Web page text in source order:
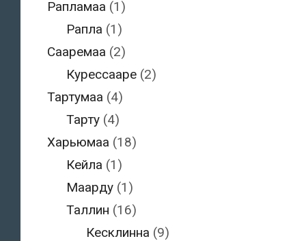
Рапламаа (1)
Рапла (1)
Сааремаа (2)
Курессааре (2)
Тартумаа (4)
Тарту (4)
Харьюмаа (18)
Кейла (1)
Маарду (1)
Таллин (16)
Кесклинна (9)